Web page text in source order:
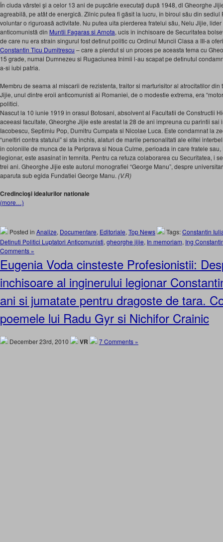
În ciuda vârstei şi a celor 13 ani de puşcărie executaţi după 1948, dl Gheorghe
agreabilă, pe atât de energică. Zilnic putea fi găsit la lucru, în biroul său din
voluntar o riguroasă activitate. Nu putea uita pierderea fratelui său, Nelu Jijie,
anticomunistă din Muntii Fagaras si Arnota, ucis în închisoare de Securitatea
de care nu era strain singurul fost detinut politic cu Ordinul Muncii Clasa a III-a
Constantin Ticu Dumitrescu – care a pierdut si un proces pe aceasta tema cu
15 grade, numai Dumnezeu si Rugaciunea Inimii l-au scapat pe detinutul
a-si iubi patria.
Membru de seama al miscarii de rezistenta, traitor si marturisitor al atrocitatilor
Jijie, unul dintre eroii anticomunisti ai Romaniei, de o modestie extrema, era
politici.
Nascut la 10 iunie 1919 in orasul Botosani, absolvent al Facultatii de Constructii
aceeasi facultate, Gheorghe Jijie este arestat la 28 de ani impreuna cu parintii sai
Iacobescu, Septimiu Pop, Dumitru Cumpata si Nicolae Luca. Este condamnat la
“uneltiri contra statului” si sta inchis, alaturi de marile personalitati ale elitei
in coloniile de munca de la Periprava si Noua Culme, perioada in care fratele
legionar, este asasinat in temnita. Pentru ca refuza colaborarea cu Securitatea, i
trei ani. Gheorghe Jijie este autorul monografiei “George Manu”, despre
aparuta sub egida Fundatiei George Manu. (V.R)
Credincioşi idealurilor nationale
(more…)
Posted in Analize, Documentare, Editoriale, Top News Tags:Constantin
Detinuti Politici Luptatori Anticomunisti, gheorghe jijie, In memoriam, Ing
Comments »
Eugenia Voda cinsteste Profesionistii:
inchisoare al inginerului legionar
ani si jumatate pentru dragoste de tara.
poemele lui Radu Gyr si Nichifor Crainic
December 23rd, 2010 VR 7 Comments »